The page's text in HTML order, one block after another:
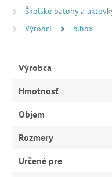
Školské batohy a
Výrobci
b.box
Výrobca
Hmotnosť
Objem
Rozmery
Určené pre